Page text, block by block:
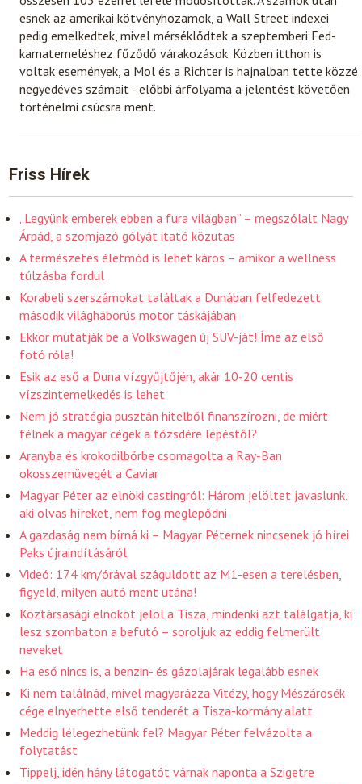
esnek az amerikai kötvényhozamok, a Wall Street indexei
pedig emelkedtek, mivel mérséklődtek a szeptemberi Fed-
kamatemeléshez fűződő várakozások. Közben itthon is
voltak események, a Mol és a Richter is hajnalban tette közzé
negyedéves számait - előbbi árfolyama a jelentést követően
történelmi csúcsra ment.
Friss Hírek
„Legyünk emberek ebben a fura világban” – megszólalt Nagy
Árpád, a szomjazó gólyát itató közutas
A természetes életmód is lehet káros – amikor a wellness
túlzásba fordul
Korabeli szerszámokat találtak a Dunában felfedezett
második világháborús motor táskájában
Ekkor mutatják be a Volkswagen új SUV-ját! Íme az első
fotó róla!
Esik az eső a Duna vízgyűjtőjén, akár 10-20 centis
vízszintemelkedés is lehet
Nem jó stratégia pusztán hitelből finanszírozni, de miért
félnek a magyar cégek a tőzsdére lépéstől?
Aranyba és krokodilbőrbe csomagolta a Ray-Ban
okosszemüvegét a Caviar
Magyar Péter az elnöki castingról: Három jelöltet javaslunk,
aki olvas híreket, nem fog meglepődni
A gazdaság nem bírná ki – Magyar Péternek nincsenek jó hírei
Paks újraindításáról
Videó: 174 km/órával száguldott az M1-esen a terelésben,
figyeld, milyen autó ment utána!
Köztársasági elnököt jelöl a Tisza, mindenki azt találgatja, ki
lesz szombaton a befutó – soroljuk az eddig felmerült
neveket
Ha eső nincs is, a benzin- és gázolajárak legalább esnek
Ki nem találnád, mivel magyarázza Vitézy, hogy Mészárosék
cége elnyerhette első tenderét a Tisza-kormány alatt
Meddig lélegezhetünk fel? Magyar Péter felvázolta a
folytatást
Tippelj, idén hány látogatót várnak naponta a Szigetre